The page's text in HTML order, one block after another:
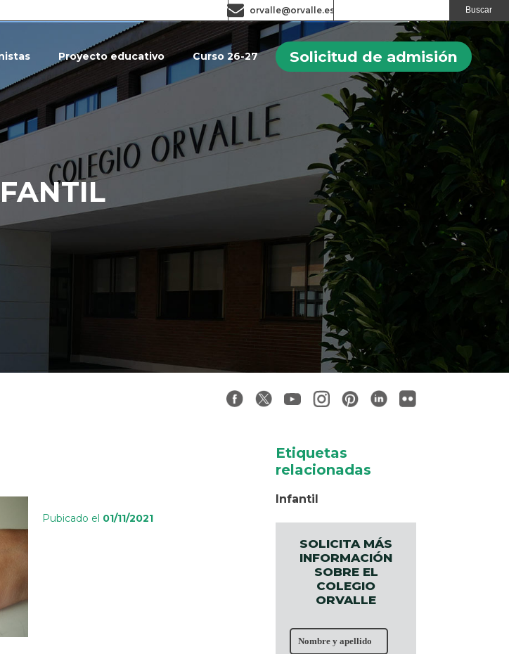
orvalle@orvalle.es
Proyecto educativo Curso 26-27 Solicitud de admisión
Pubicado el 01/11/2021
Etiquetas
relacionadas
Infantil
SOLICITA MÁS
INFORMACIÓN
SOBRE EL
COLEGIO
ORVALLE